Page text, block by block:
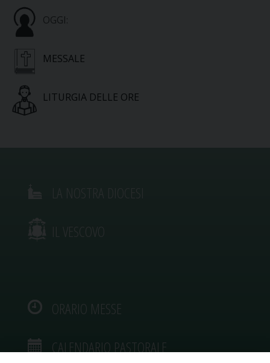
OGGI:
MESSALE
LITURGIA DELLE ORE
IL VESCOVO
ORARIO MESSE
CALENDARIO PASTORALE